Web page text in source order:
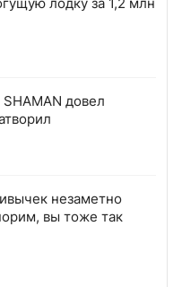
довел
незаметно
вы тоже так